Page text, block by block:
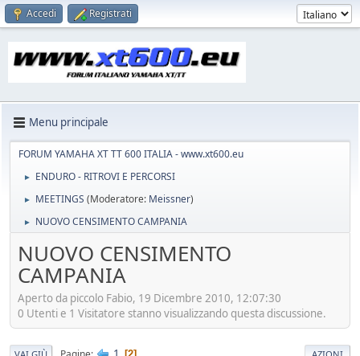
Accedi Registrati
Menu principale
FORUM YAMAHA XT TT 600 ITALIA - www.xt600.eu
► ENDURO - RITROVI E PERCORSI
► MEETINGS (Moderatore: Meissner)
► NUOVO CENSIMENTO CAMPANIA
NUOVO CENSIMENTO
CAMPANIA
Aperto da piccolo Fabio, 19 Dicembre 2010, 12:07:30
0 Utenti e 1 Visitatore stanno visualizzando questa discussione.